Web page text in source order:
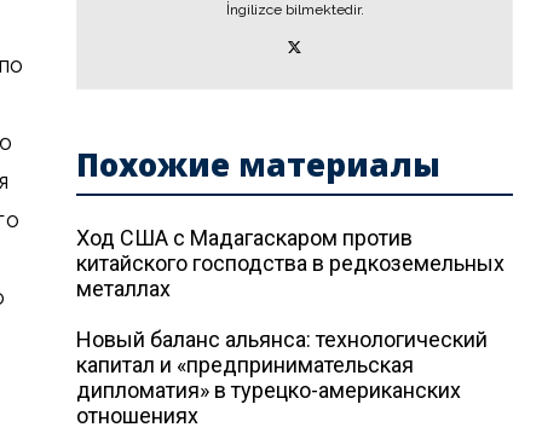
İngilizce bilmektedir.
Похожие материалы
Ход США с Мадагаскаром против
китайского господства в редкоземельных
металлах
Новый баланс альянса: технологический
капитал и «предпринимательская
дипломатия» в турецко-американских
отношениях